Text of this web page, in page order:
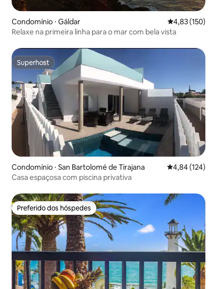
Condomínio ⋅ Gáldar 4,83 de uma
4,83 (150)
Relaxe na primeira linha para o mar com bela vista
Superhost
Superhost
Condomínio ⋅ San Bartolomé de Tirajana 4,84 de uma
4,84 (124)
Casa espaçosa com piscina privativa
Preferido dos hóspedes
Preferido dos hóspedes